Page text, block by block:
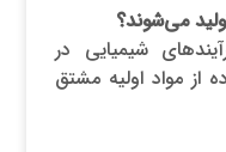
می‌شوند؟
شیمیایی در
مواد اولیه مشتق